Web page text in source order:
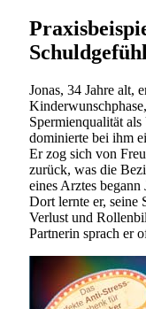
Jonas, 34 Jahre alt,
Spermienqualität
dominierte bei ihm
Er zog sich von
zurück, was die
eines Arztes
Dort lernte er, seine
Verlust und
Partnerin sprach er